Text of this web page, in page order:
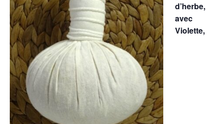
d’herbe,
avec
Violette,